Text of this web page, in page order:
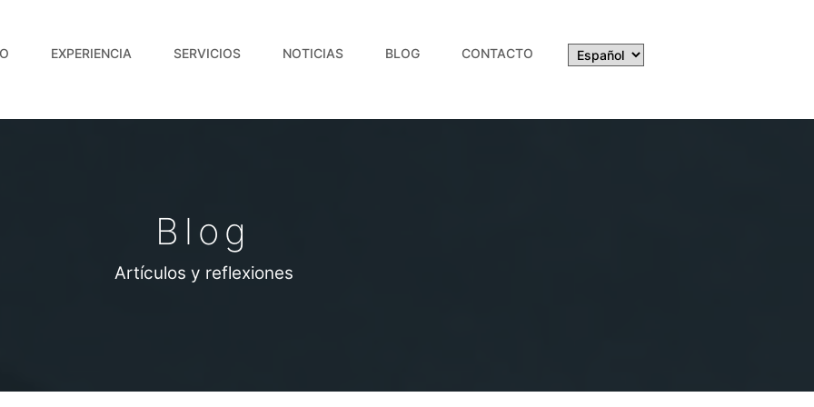
EXPERIENCIA SERVICIOS NOTICIAS BLOG CONTACTO
Blog
Artículos y reflexiones